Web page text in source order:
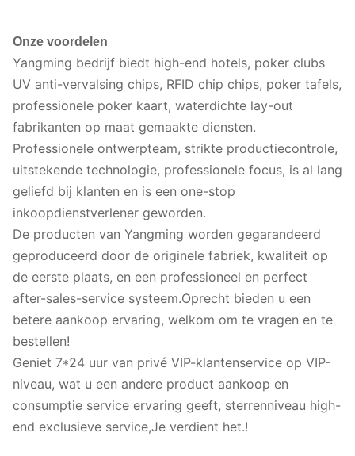
Onze voordelen
Yangming bedrijf biedt high-end hotels, poker clubs
UV anti-vervalsing chips, RFID chip chips, poker tafels,
professionele poker kaart, waterdichte lay-out
fabrikanten op maat gemaakte diensten.
Professionele ontwerpteam, strikte productiecontrole,
uitstekende technologie, professionele focus, is al lang
geliefd bij klanten en is een one-stop
inkoopdienstverlener geworden.
De producten van Yangming worden gegarandeerd
geproduceerd door de originele fabriek, kwaliteit op
de eerste plaats, en een professioneel en perfect
after-sales-service systeem.Oprecht bieden u een
betere aankoop ervaring, welkom om te vragen en te
bestellen!
Geniet 7*24 uur van privé VIP-klantenservice op VIP-
niveau, wat u een andere product aankoop en
consumptie service ervaring geeft, sterrenniveau high-
end exclusieve service,Je verdient het.!